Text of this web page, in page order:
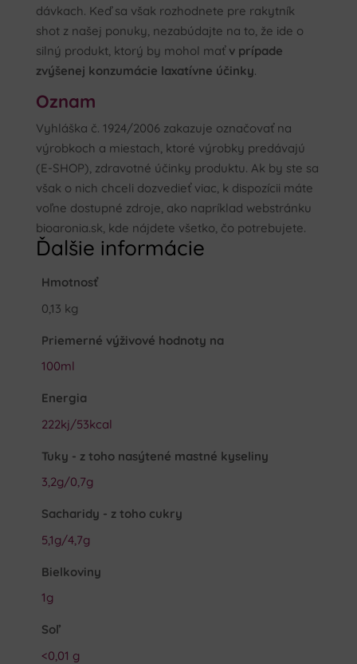
dávkach. Keď sa však rozhodnete pre rakytník
shot z našej ponuky, nezabúdajte na to, že ide o
silný produkt, ktorý by mohol mať v prípade
zvýšenej konzumácie laxatívne účinky.
Oznam
Vyhláška č. 1924/2006 zakazuje označovať na
výrobkoch a miestach, ktoré výrobky predávajú
(E-SHOP), zdravotné účinky produktu. Ak by ste sa
však o nich chceli dozvedieť viac, k dispozícii máte
voľne dostupné zdroje, ako napríklad webstránku
bioaronia.sk, kde nájdete všetko, čo potrebujete.
Ďalšie informácie
Hmotnosť
0,13 kg
Priemerné výživové hodnoty na
100ml
Energia
222kj/53kcal
Tuky - z toho nasýtené mastné kyseliny
3,2g/0,7g
Sacharidy - z toho cukry
5,1g/4,7g
Bielkoviny
1g
Soľ
<0,01 g